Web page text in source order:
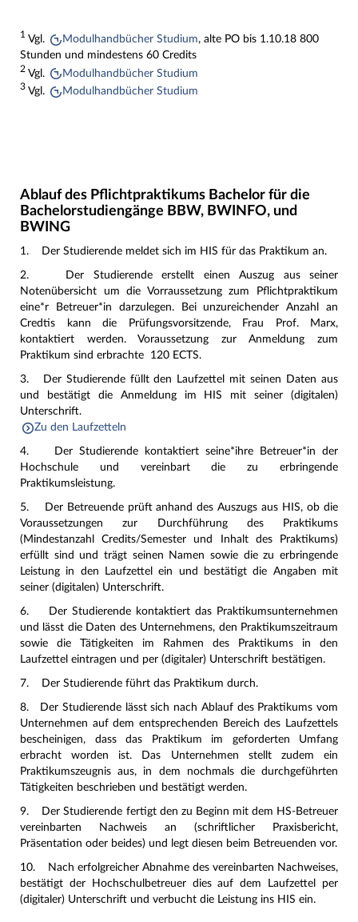
1 Vgl. Modulhandbücher Studium, alte PO bis 1.10.18 800
Stunden und mindestens 60 Credits
2 Vgl. Modulhandbücher Studium
3 Vgl. Modulhandbücher Studium
Ablauf des Pflichtpraktikums Bachelor für die
Bachelorstudiengänge BBW, BWINFO, und
BWING
1. Der Studierende meldet sich im HIS für das Praktikum an.
2. Der Studierende erstellt einen Auszug aus seiner
Notenübersicht um die Vorraussetzung zum Pflichtpraktikum
eine*r Betreuer*in darzulegen. Bei unzureichender Anzahl an
Credtis kann die Prüfungsvorsitzende, Frau Prof. Marx,
kontaktiert werden. Voraussetzung zur Anmeldung zum
Praktikum sind erbrachte 120 ECTS.
3. Der Studierende füllt den Laufzettel mit seinen Daten aus
und bestätigt die Anmeldung im HIS mit seiner (digitalen)
Unterschrift.
Zu den Laufzetteln
4. Der Studierende kontaktiert seine*ihre Betreuer*in der
Hochschule und vereinbart die zu erbringende
Praktikumsleistung.
5. Der Betreuende prüft anhand des Auszugs aus HIS, ob die
Voraussetzungen zur Durchführung des Praktikums
(Mindestanzahl Credits/Semester und Inhalt des Praktikums)
erfüllt sind und trägt seinen Namen sowie die zu erbringende
Leistung in den Laufzettel ein und bestätigt die Angaben mit
seiner (digitalen) Unterschrift.
6. Der Studierende kontaktiert das Praktikumsunternehmen
und lässt die Daten des Unternehmens, den Praktikumszeitraum
sowie die Tätigkeiten im Rahmen des Praktikums in den
Laufzettel eintragen und per (digitaler) Unterschrift bestätigen.
7. Der Studierende führt das Praktikum durch.
8. Der Studierende lässt sich nach Ablauf des Praktikums vom
Unternehmen auf dem entsprechenden Bereich des Laufzettels
bescheinigen, dass das Praktikum im geforderten Umfang
erbracht worden ist. Das Unternehmen stellt zudem ein
Praktikumszeugnis aus, in dem nochmals die durchgeführten
Tätigkeiten beschrieben und bestätigt werden.
9. Der Studierende fertigt den zu Beginn mit dem HS-Betreuer
vereinbarten Nachweis an (schriftlicher Praxisbericht,
Präsentation oder beides) und legt diesen beim Betreuenden vor.
10. Nach erfolgreicher Abnahme des vereinbarten Nachweises,
bestätigt der Hochschulbetreuer dies auf dem Laufzettel per
(digitaler) Unterschrift und verbucht die Leistung ins HIS ein.